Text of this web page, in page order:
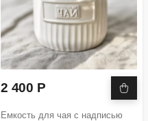
2 400 Р
Емкость для чая с надписью